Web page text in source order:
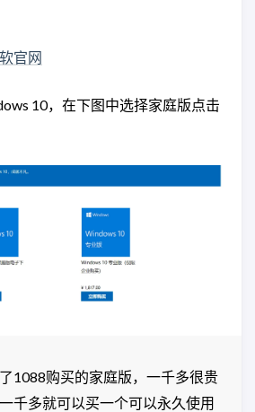
官网
10，在下图中选择家庭版点击
1088购买的家庭版，一千多很贵
千多就可以买一个可以永久使用